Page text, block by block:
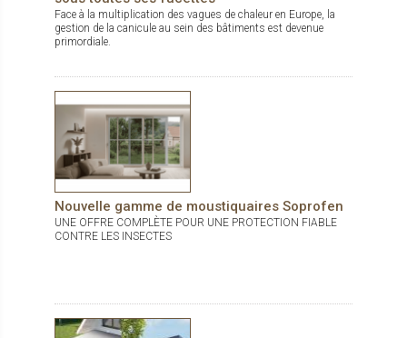
Face à la multiplication des vagues de chaleur en Europe, la
gestion de la canicule au sein des bâtiments est devenue
primordiale.
Nouvelle gamme de moustiquaires Soprofen
UNE OFFRE COMPLÈTE POUR UNE PROTECTION FIABLE
CONTRE LES INSECTES